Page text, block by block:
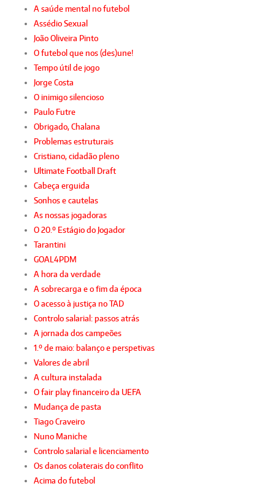
A saúde mental no futebol
Assédio Sexual
João Oliveira Pinto
O futebol que nos (des)une!
Tempo útil de jogo
Jorge Costa
O inimigo silencioso
Paulo Futre
Obrigado, Chalana
Problemas estruturais
Cristiano, cidadão pleno
Ultimate Football Draft
Cabeça erguida
Sonhos e cautelas
As nossas jogadoras
O 20.º Estágio do Jogador
Tarantini
GOAL4PDM
A hora da verdade
A sobrecarga e o fim da época
O acesso à justiça no TAD
Controlo salarial: passos atrás
A jornada dos campeões
1.º de maio: balanço e perspetivas
Valores de abril
A cultura instalada
O fair play financeiro da UEFA
Mudança de pasta
Tiago Craveiro
Nuno Maniche
Controlo salarial e licenciamento
Os danos colaterais do conflito
Acima do futebol